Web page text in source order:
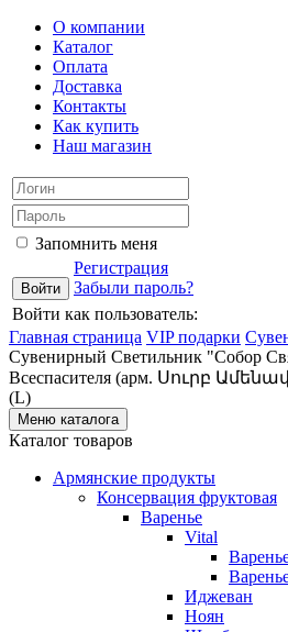
О компании
Каталог
Оплата
Доставка
Контакты
Как купить
Наш магазин
Запомнить меня
Регистрация
Забыли пароль?
Войти как пользователь:
Главная страница VIP подарки
Сувенирный Светильник "Собор
Всеспасителя (арм. Սուրբ
(L)
Меню каталога
Каталог товаров
Армянские продукты
Консервация фруктовая
Варенье
Vital
Иджеван
Ноян